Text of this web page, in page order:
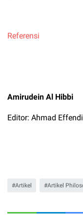
Referensi
Amirudein Al Hibbi
Editor: Ahmad Effendi
Artikel Artikel